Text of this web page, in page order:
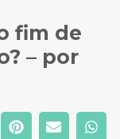
fim de
– por